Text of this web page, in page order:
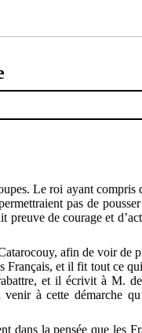
Le roi ayant
pas de
preuve de courage et
afin de voir de
Français, et il fit tout ce
et il écrivit à M.
à cette démarche
dans la pensée que les